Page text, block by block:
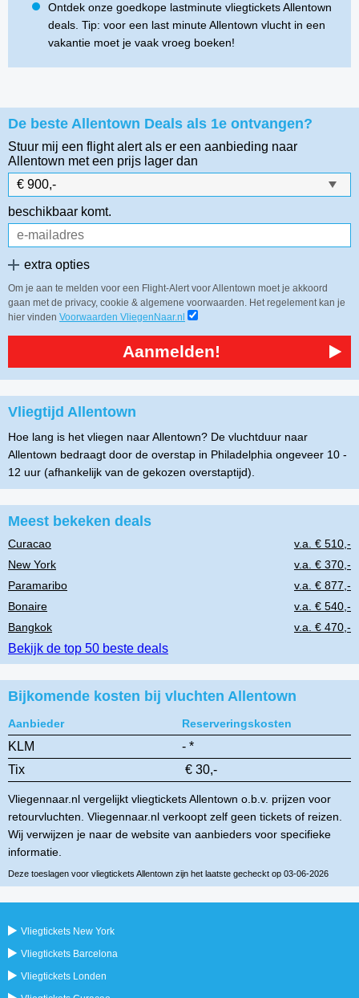
Ontdek onze goedkope lastminute vliegtickets Allentown
deals. Tip: voor een last minute Allentown vlucht in een
vakantie moet je vaak vroeg boeken!
De beste Allentown Deals als 1e ontvangen?
Stuur mij een flight alert als er een aanbieding naar
Allentown met een prijs lager dan
beschikbaar komt.
extra opties
Om je aan te melden voor een Flight-Alert voor Allentown moet je akkoord
gaan met de privacy, cookie & algemene voorwaarden. Het regelement kan je
hier vinden Voorwaarden VliegenNaar.nl
Aanmelden!
Vliegtijd Allentown
Hoe lang is het vliegen naar Allentown? De vluchtduur naar
Allentown bedraagt door de overstap in Philadelphia ongeveer 10 -
12 uur (afhankelijk van de gekozen overstaptijd).
Meest bekeken deals
Curacao
v.a. € 510,-
New York
v.a. € 370,-
Paramaribo
v.a. € 877,-
Bonaire
v.a. € 540,-
Bangkok
v.a. € 470,-
Bekijk de top 50 beste deals
Bijkomende kosten bij vluchten Allentown
Aanbieder Reserveringskosten
KLM
- *
Tix
€ 30,-
Vliegennaar.nl vergelijkt vliegtickets Allentown o.b.v. prijzen voor
retourvluchten. Vliegennaar.nl verkoopt zelf geen tickets of reizen.
Wij verwijzen je naar de website van aanbieders voor specifieke
informatie.
Deze toeslagen voor vliegtickets Allentown zijn het laatste gecheckt op 03-06-2026
Vliegtickets New York
Vliegtickets Barcelona
Vliegtickets Londen